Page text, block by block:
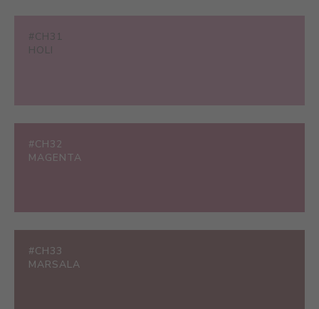
#CH31
HOLI
#CH32
MAGENTA
#CH33
MARSALA